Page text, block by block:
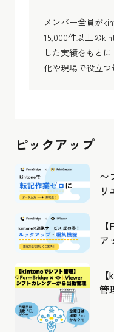
メンバー全員が
15,000件以上の
した実績をもと
化や現場で役立つ
ピックアップ
〜
ア
管